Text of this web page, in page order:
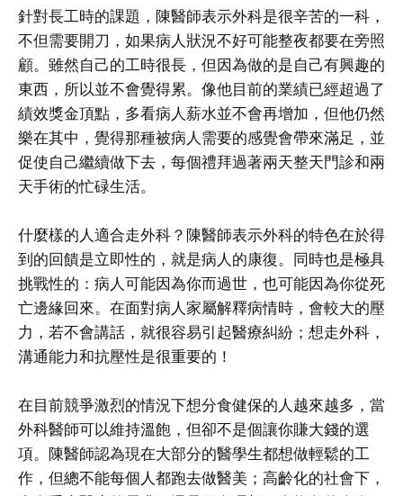
針對長工時的課題，陳醫師表示外科是很辛苦的一科，
不但需要開刀，如果病人狀況不好可能整夜都要在旁照
顧。雖然自己的工時很長，但因為做的是自己有興趣的
東西，所以並不會覺得累。像他目前的業績已經超過了
績效獎金頂點，多看病人薪水並不會再增加，但他仍然
樂在其中，覺得那種被病人需要的感覺會帶來滿足，並
促使自己繼續做下去，每個禮拜過著兩天整天門診和兩
天手術的忙碌生活。
什麼樣的人適合走外科？陳醫師表示外科的特色在於得
到的回饋是立即性的，就是病人的康復。同時也是極具
挑戰性的：病人可能因為你而過世，也可能因為你從死
亡邊緣回來。在面對病人家屬解釋病情時，會較大的壓
力，若不會講話，就很容易引起醫療糾紛；想走外科，
溝通能力和抗壓性是很重要的！
在目前競爭激烈的情況下想分食健保的人越來越多，當
外科醫師可以維持溫飽，但卻不是個讓你賺大錢的選
項。陳醫師認為現在大部分的醫學生都想做輕鬆的工
作，但總不能每個人都跑去做醫美；高齡化的社會下，